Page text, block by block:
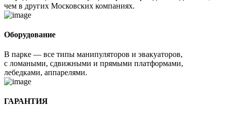
чем в других Московских компаниях.
Оборудование
В парке — все типы манипуляторов и эвакуаторов,
с ломаными, сдвижными и прямыми платформами,
лебедками, аппарелями.
ГАРАНТИЯ